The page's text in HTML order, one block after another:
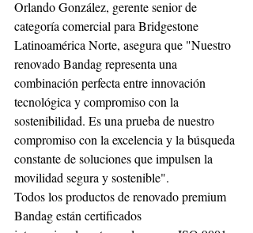
Orlando González, gerente senior de
categoría comercial para Bridgestone
Latinoamérica Norte, asegura que "Nuestro
renovado Bandag representa una
combinación perfecta entre innovación
tecnológica y compromiso con la
sostenibilidad. Es una prueba de nuestro
compromiso con la excelencia y la búsqueda
constante de soluciones que impulsen la
movilidad segura y sostenible".
Todos los productos de renovado premium
Bandag están certificados